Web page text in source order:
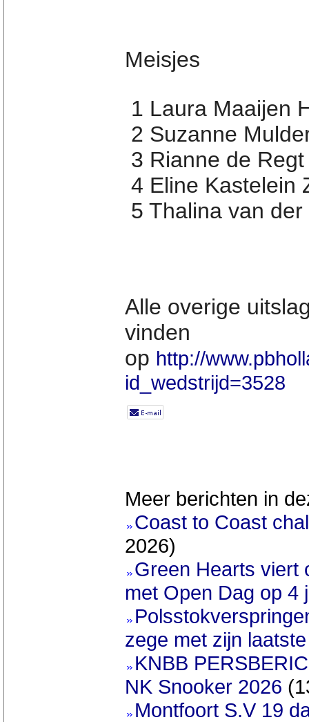
Meisjes
1 Laura Maaijen
2 Suzanne
3 Rianne de
4 Eline Kastelein
5 Thalina van
Alle overige
vinden
op http://
id_wedstrijd=3528
Meer berichten in
Coast to Coast
2026)
Green Hearts viert
met Open Dag op 4
zege met zijn
KNBB
NK Snooker 2026
Montfoort S.V 19